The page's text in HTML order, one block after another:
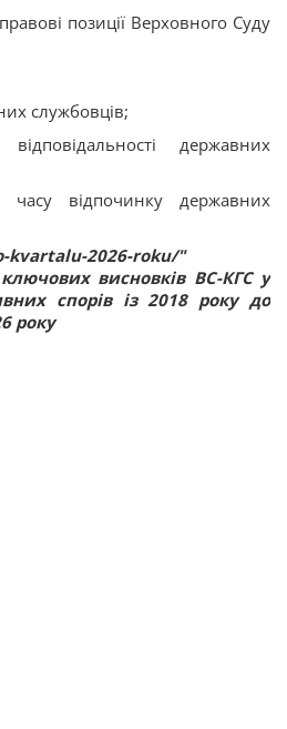
позиції Верховного Суду
службовців;
державних
відпочинку державних
kvartalu-2026-roku/"
висновків ВС-КГС у
спорів із 2018 року до
року